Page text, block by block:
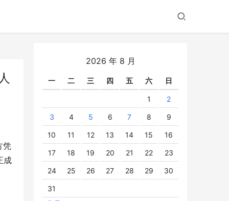
凭
成
2026 年 8 月
一 二 三 四 五 六 日
1 2
3 4 5 6 7 8 9
10 11 12 13 14 15 16
17 18 19 20 21 22 23
24 25 26 27 28 29 30
31